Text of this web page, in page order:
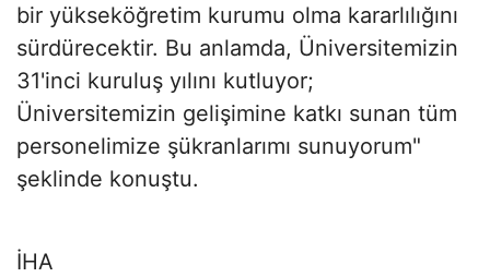
bir yükseköğretim kurumu olma kararlılığını
sürdürecektir. Bu anlamda, Üniversitemizin
31'inci kuruluş yılını kutluyor;
Üniversitemizin gelişimine katkı sunan tüm
personelimize şükranlarımı sunuyorum"
şeklinde konuştu.
İHA